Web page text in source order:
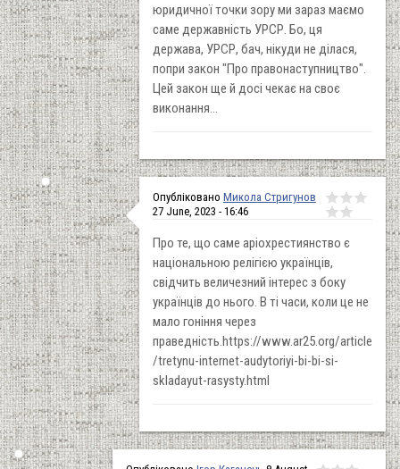
юридичної точки зору ми зараз маємо
саме державність УРСР. Бо, ця
держава, УРСР, бач, нікуди не ділася,
попри закон "Про правонаступництво".
Цей закон ще й досі чекає на своє
виконання...
Опубліковано Микола Стригунов
27 June, 2023 - 16:46
Про те, що саме аріохрестиянство є
національною релігією українців,
свідчить величезний інтерес з боку
українців до нього. В ті часи, коли це не
мало гоніння через
праведність.https://www.ar25.org/article
/tretynu-internet-audytoriyi-bi-bi-si-
skladayut-rasysty.html